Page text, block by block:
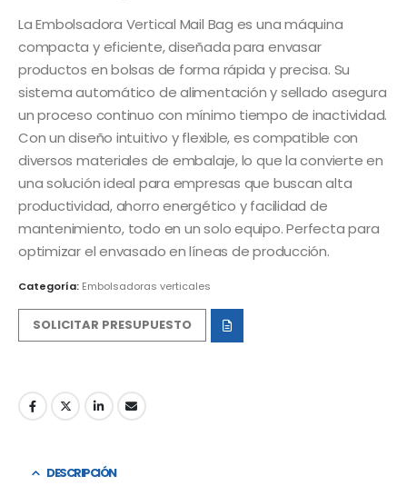
La Embolsadora Vertical Mail Bag es una máquina
compacta y eficiente, diseñada para envasar
productos en bolsas de forma rápida y precisa. Su
sistema automático de alimentación y sellado asegura
un proceso continuo con mínimo tiempo de inactividad.
Con un diseño intuitivo y flexible, es compatible con
diversos materiales de embalaje, lo que la convierte en
una solución ideal para empresas que buscan alta
productividad, ahorro energético y facilidad de
mantenimiento, todo en un solo equipo. Perfecta para
optimizar el envasado en líneas de producción.
Categoría: Embolsadoras verticales
SOLICITAR PRESUPUESTO
DESCRIPCIÓN